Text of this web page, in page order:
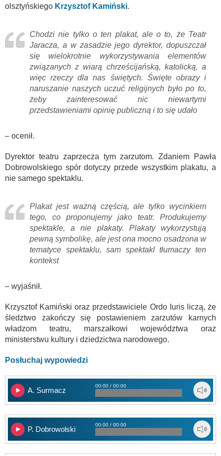
olsztyńskiego Krzysztof Kamiński.
Chodzi nie tylko o ten plakat, ale o to, że Teatr
Jaracza, a w zasadzie jego dyrektor, dopuszczał
się wielokrotnie wykorzystywania elementów
związanych z wiarą chrześcijańską, katolicką, a
więc rzeczy dla nas świętych. Święte obrazy i
naruszanie naszych uczuć religijnych było po to,
żeby zainteresować nic niewartymi
przedstawieniami opinię publiczną i to się udało
– ocenił.
Dyrektor teatru zaprzecza tym zarzutom. Zdaniem Pawła
Dobrowolskiego spór dotyczy przede wszystkim plakatu, a
nie samego spektaklu.
Plakat jest ważną częścią, ale tylko wycinkiem
tego, co proponujemy jako teatr. Produkujemy
spektakle, a nie plakaty. Plakaty wykorzystują
pewną symbolikę, ale jest ona mocno osadzona w
tematyce spektaklu, sam spektakl tłumaczy ten
kontekst
– wyjaśnił.
Krzysztof Kamiński oraz przedstawiciele Ordo Iuris liczą, że
śledztwo zakończy się postawieniem zarzutów karnych
władzom teatru, marszałkowi województwa oraz
ministerstwu kultury i dziedzictwa narodowego.
Posłuchaj wypowiedzi
A. Surmacz
00:00 / 00:00
P. Dobrowolski
00:00 / 00:00